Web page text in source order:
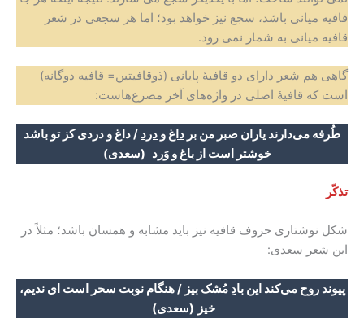
قافیه میانی باشد، سجع نیز خواهد بود؛ اما هر سجعی در شعر
قافیه میانی به شمار نمی رود.
گاهی هم شعر دارای دو قافیۀ پایانی (ذوقافیتین= قافیه دوگانه)
است که قافیۀ اصلی در واژه‌های آخر مصرع‌هاست:
طُرفه می‌دارند یاران صبر من بر داغ و درد /داغ و دردی کز تو باشد
خوشتر است ازباغ ووَرد (سعدی)
تذکّر
شکل نوشتاری حروف قافیه نیز باید مشابه و همسان باشد؛ مثلاً در
این شعر سعدی:
پیوند روح می‌کند این بادِ مُشک بیز / هنگام نوبت سحر است ای ندیم،
خیز (سعدی)